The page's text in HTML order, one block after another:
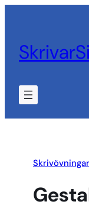
innehåll
Skrivövningar